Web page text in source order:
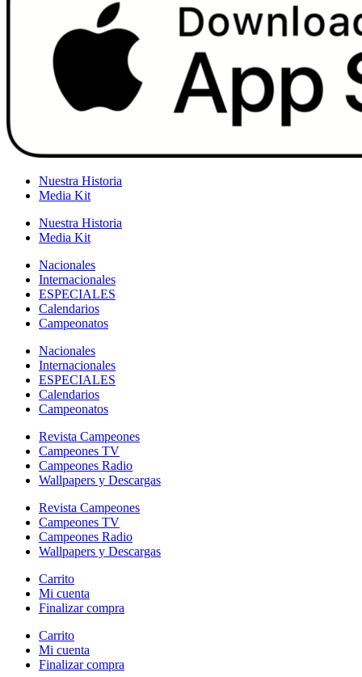
Nuestra Historia
Media Kit
Nuestra Historia
Media Kit
Nacionales
Internacionales
ESPECIALES
Calendarios
Campeonatos
Nacionales
Internacionales
ESPECIALES
Calendarios
Campeonatos
Revista Campeones
Campeones TV
Campeones Radio
Wallpapers y Descargas
Revista Campeones
Campeones TV
Campeones Radio
Wallpapers y Descargas
Carrito
Mi cuenta
Finalizar compra
Carrito
Mi cuenta
Finalizar compra